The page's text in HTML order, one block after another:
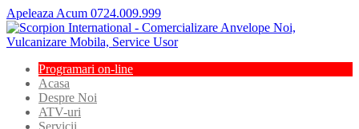
Apeleaza Acum 0724.009.999
Programari on-line
Acasa
Despre Noi
ATV-uri
Servicii